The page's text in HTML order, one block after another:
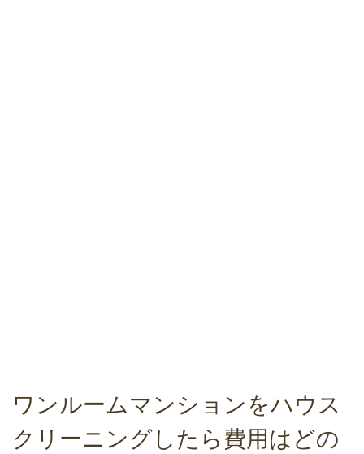
ワンルームマンションをハウス
クリーニングしたら費用はどの